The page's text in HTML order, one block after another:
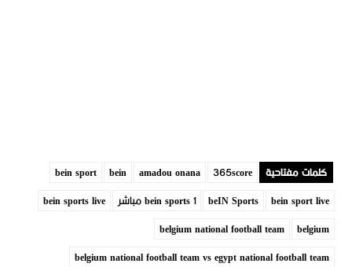
كلمات مفتاحية 365score
amadou onana
bein
bein sport
bein sport live
beIN Sports bein sports 1 مباشر
bein sports live
belgium
belgium national football team
belgium national football team vs egypt national football team